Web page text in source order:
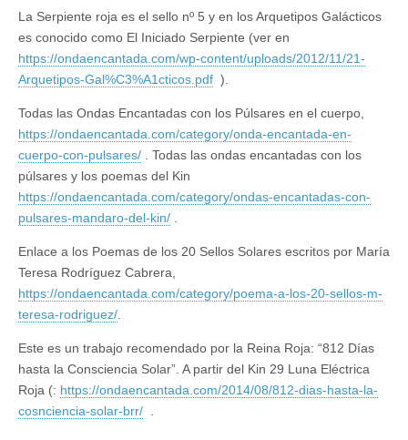
La Serpiente roja es el sello nº 5 y en los Arquetipos Galácticos
es conocido como El Iniciado Serpiente (ver en
https://ondaencantada.com/wp-content/uploads/2012/11/21-
Arquetipos-Gal%C3%A1cticos.pdf ).
Todas las Ondas Encantadas con los Púlsares en el cuerpo,
https://ondaencantada.com/category/onda-encantada-en-
cuerpo-con-pulsares/ . Todas las ondas encantadas con los
púlsares y los poemas del Kin
https://ondaencantada.com/category/ondas-encantadas-con-
pulsares-mandaro-del-kin/ .
Enlace a los Poemas de los 20 Sellos Solares escritos por María
Teresa Rodríguez Cabrera,
https://ondaencantada.com/category/poema-a-los-20-sellos-m-
teresa-rodriguez/.
Este es un trabajo recomendado por la Reina Roja: “812 Días
hasta la Consciencia Solar”. A partir del Kin 29 Luna Eléctrica
Roja (: https://ondaencantada.com/2014/08/812-dias-hasta-la-
cosnciencia-solar-brr/ .